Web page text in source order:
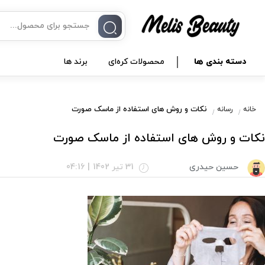
دسته بندی ها محصولات کره‌ای برند ها
خانه رسانه نکات و روش‌ های استفاده از ماسک‌ صورت
نکات و روش‌ های استفاده از ماسک‌ صورت
حسین حیدری 31 تیر 1402 04:16